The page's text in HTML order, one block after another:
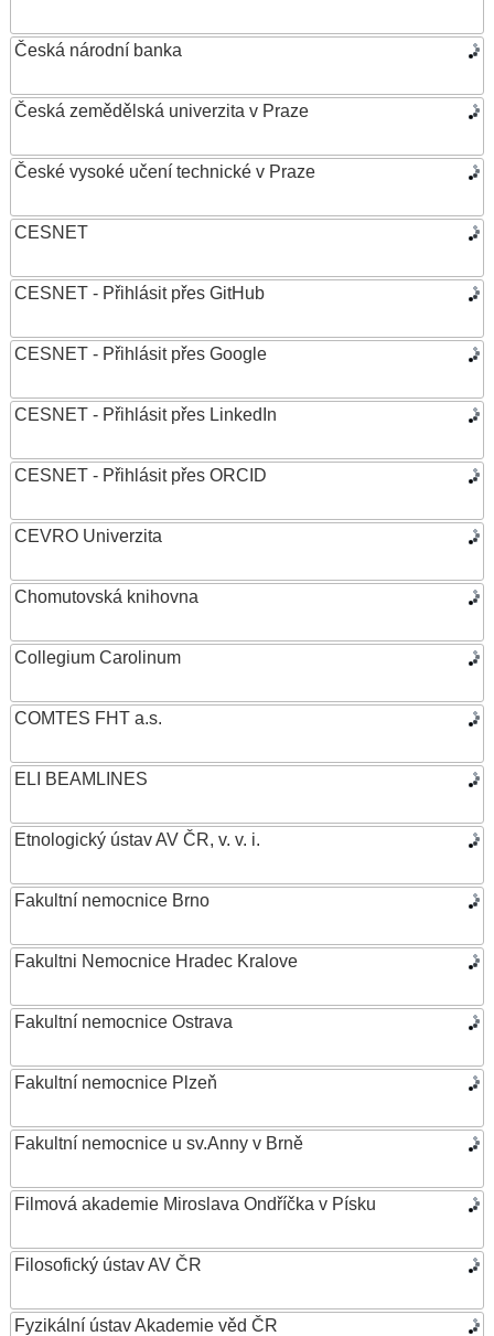
Česká národní banka
Česká zemědělská univerzita v Praze
České vysoké učení technické v Praze
CESNET
CESNET - Přihlásit přes GitHub
CESNET - Přihlásit přes Google
CESNET - Přihlásit přes LinkedIn
CESNET - Přihlásit přes ORCID
CEVRO Univerzita
Chomutovská knihovna
Collegium Carolinum
COMTES FHT a.s.
ELI BEAMLINES
Etnologický ústav AV ČR, v. v. i.
Fakultní nemocnice Brno
Fakultni Nemocnice Hradec Kralove
Fakultní nemocnice Ostrava
Fakultní nemocnice Plzeň
Fakultní nemocnice u sv.Anny v Brně
Filmová akademie Miroslava Ondříčka v Písku
Filosofický ústav AV ČR
Fyzikální ústav Akademie věd ČR